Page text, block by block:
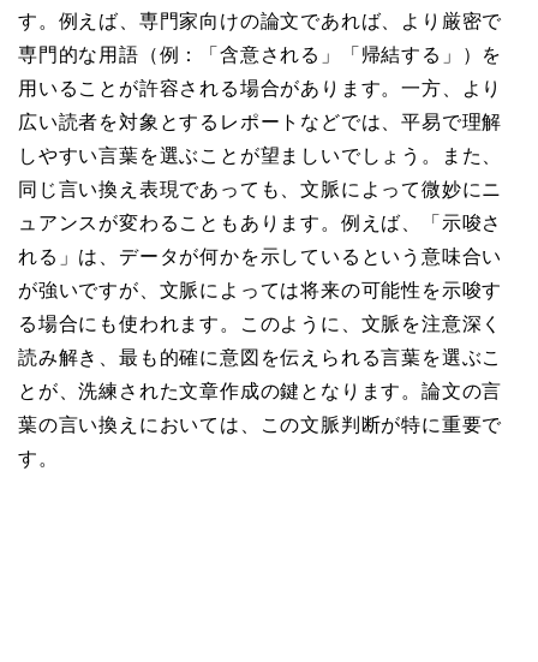
す。例えば、専門家向けの論文であれば、より厳密で
専門的な用語（例：「含意される」「帰結する」）を
用いることが許容される場合があります。一方、より
広い読者を対象とするレポートなどでは、平易で理解
しやすい言葉を選ぶことが望ましいでしょう。また、
同じ言い換え表現であっても、文脈によって微妙にニ
ュアンスが変わることもあります。例えば、「示唆さ
れる」は、データが何かを示しているという意味合い
が強いですが、文脈によっては将来の可能性を示唆す
る場合にも使われます。このように、文脈を注意深く
読み解き、最も的確に意図を伝えられる言葉を選ぶこ
とが、洗練された文章作成の鍵となります。論文の言
葉の言い換えにおいては、この文脈判断が特に重要で
す。